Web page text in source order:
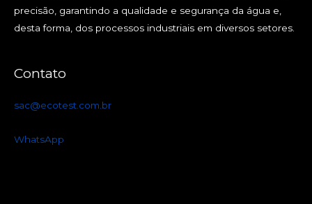
precisão, garantindo a qualidade e segurança da água e,
desta forma, dos processos industriais em diversos setores.
Contato
sac@ecotest.com.br
WhatsApp